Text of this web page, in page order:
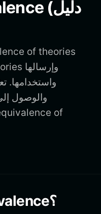
واستخدامها.
ما هي محفظة Equivalence؟